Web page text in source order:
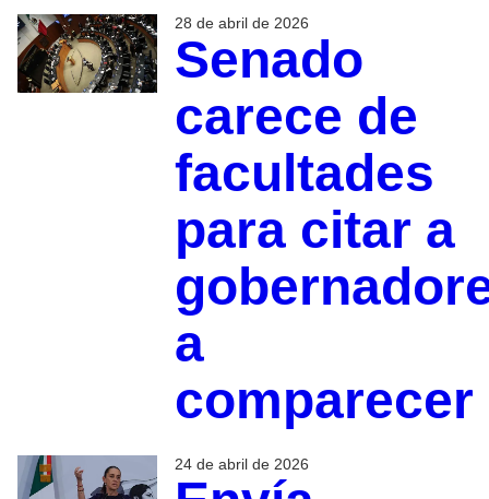
28 de abril de 2026
Senado
carece de
facultades
para citar a
a
comparecer
24 de abril de 2026